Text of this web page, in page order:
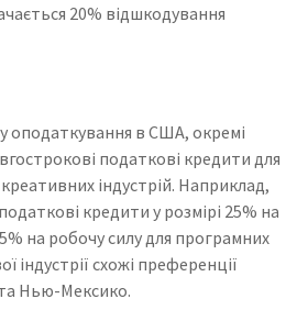
20% відшкодування
оподаткування в США, окремі
податкові кредити для
індустрій. Наприклад,
кредити у розмірі 25% на
на робочу силу для програмних
індустрії схожі преференції
Нью-Мексико.